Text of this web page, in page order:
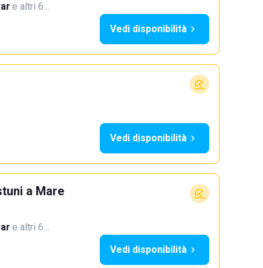
·e altri 6…
Vedi disponibilità
Vedi disponibilità
a Mare
·e altri 6…
Vedi disponibilità